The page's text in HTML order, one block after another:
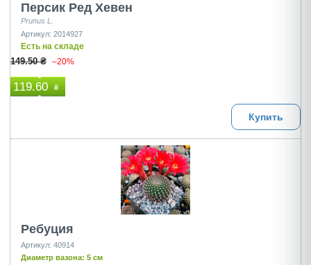
Персик Ред Хевен
Prunus L.
Артикул: 2014927
Есть на складе
149.50 ₴ –20%
119.60 ₴
Купить
Ребуция
Артикул: 40914
Диаметр вазона: 5 см